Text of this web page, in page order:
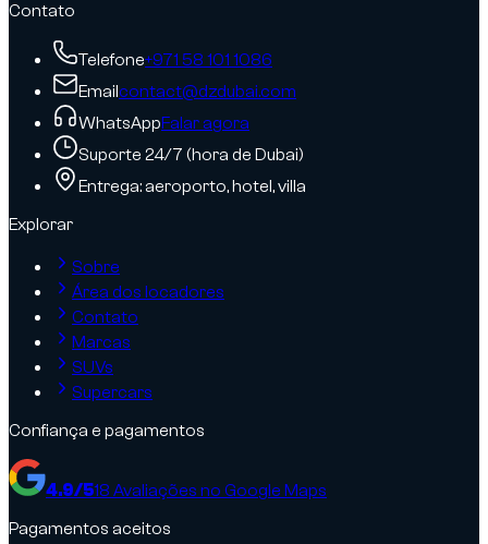
Contato
Telefone+971 58 101 1086
Emailcontact@dzdubai.com
WhatsAppFalar agora
Suporte 24/7 (hora de Dubai)
Entrega: aeroporto, hotel, villa
Explorar
Sobre
Área dos locadores
Contato
Marcas
SUVs
Supercars
Confiança e pagamentos
4.9/518 Avaliações no Google Maps
Pagamentos aceitos